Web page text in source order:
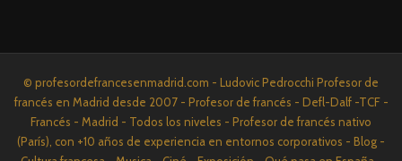
© profesordefrancesenmadrid.com - Ludovic Pedrocchi Profesor de
francés en Madrid desde 2007 - Profesor de francés - Defl-Dalf -TCF -
Francés - Madrid - Todos los niveles - Profesor de francés nativo
(París), con +10 años de experiencia en entornos corporativos - Blog -